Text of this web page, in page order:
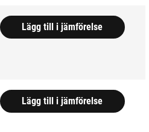
Lägg till i jämförelse
Lägg till i jämförelse